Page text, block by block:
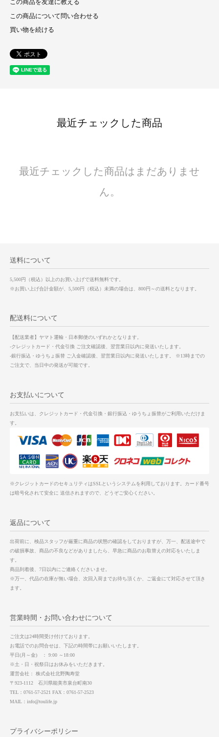
この商品を友達に教える
この商品について問い合わせる
買い物を続ける
最近チェックした商品
最近チェックした商品はまだありませ
ん。
送料について
5,500円（税込）以上のお買い上げで送料無料です。
※お買い上げ合計金額が、5,500円（税込）未満の場合は、800円～の送料となります。
配送料について
【配送業者】ヤマト運輸・日本郵便のいずれかとなります。
-クレジットカード・代金引換 ご注文確認後、翌営業日以内に発送いたします。
-銀行振込・ゆうちょ振替 ご入金確認後、翌営業日以内に発送いたします。 ※13時までの
ご注文で、当日中の発送が可能です。
お支払いについて
お支払いは、クレジットカード・代金引換・銀行振込・ゆうちょ振替がご利用いただけま
す。
※クレジットカードのセキュリティはSSLというシステムを利用しております。カード番号
は暗号化されて安全に 送信されますので、どうぞご安心ください。
返品について
出荷前に、検品スタッフが厳重に商品の状態の確認をしておりますが、万一、配送途中で
の破損事故、商品の不良などがありましたら、早急に商品のお取替えの対応をいたしま
す。
商品到着後、7日以内にご連絡くださいませ。
※万一、代品の在庫が無い場合、次回入荷までお待ち頂くか、ご返金にて対応させて頂き
ます。
営業時間・お問い合わせについて
ご注文は24時間受け付けております。
お電話でのお問合せは、下記の時間帯にお願いいたします。
平日(月～金) ： 9:00 ～18:00
※土・日・祝祭日はお休みをいただきます。
運営会社： 株式会社北野陶寿堂
〒923-1112 石川県能美市泉台町南30
TEL：0761-57-2521 FAX：0761-57-2523
MAIL：info@toulife.jp
プライバシーポリシー